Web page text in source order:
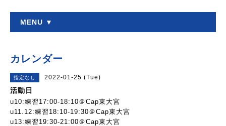
MENU ▼
カレンダー
指定なし 2022-01-25 (Tue)
活動日
u10:練習17:00-18:10＠Cap東大宮
u11.12:練習18:10-19:30＠Cap東大宮
u13:練習19:30-21:00＠Cap東大宮